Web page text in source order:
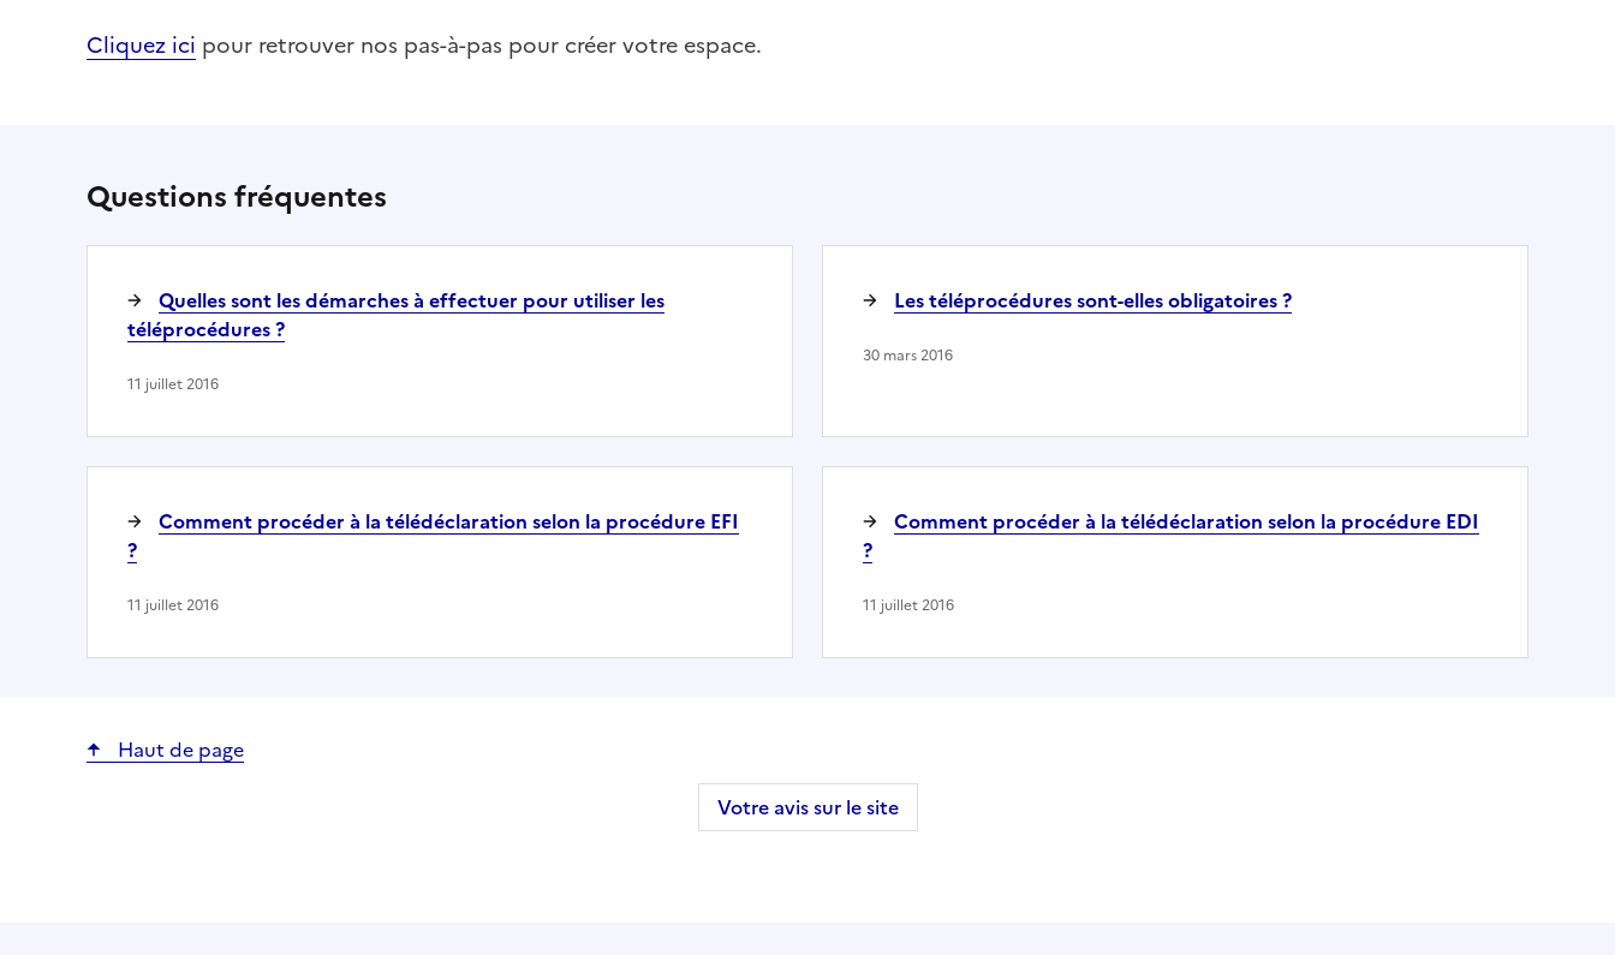
Cliquez ici pour retrouver nos pas-à-pas pour créer votre espace.
Questions fréquentes
Quelles sont les démarches à effectuer pour utiliser les
téléprocédures ?
11 juillet 2016
Les téléprocédures sont-elles obligatoires ?
30 mars 2016
Comment procéder à la télédéclaration selon la procédure EFI
?
11 juillet 2016
Comment procéder à la télédéclaration selon la procédure EDI
?
11 juillet 2016
Haut de page
Votre avis sur le site